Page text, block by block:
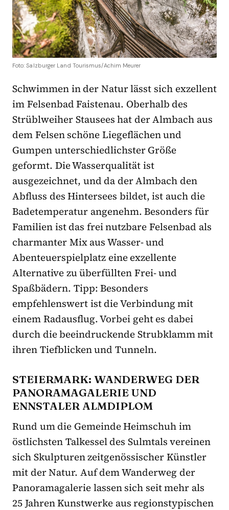
Foto: Salzburger Land Tourismus/Achim Meurer
Schwimmen in der Natur lässt sich exzellent
im Felsenbad Faistenau. Oberhalb des
Strüblweiher Stausees hat der Almbach aus
dem Felsen schöne Liegeflächen und
Gumpen unterschiedlichster Größe
geformt. Die Wasserqualität ist
ausgezeichnet, und da der Almbach den
Abfluss des Hintersees bildet, ist auch die
Badetemperatur angenehm. Besonders für
Familien ist das frei nutzbare Felsenbad als
charmanter Mix aus Wasser- und
Abenteuerspielplatz eine exzellente
Alternative zu überfüllten Frei- und
Spaßbädern. Tipp: Besonders
empfehlenswert ist die Verbindung mit
einem Radausflug. Vorbei geht es dabei
durch die beeindruckende Strubklamm mit
ihren Tiefblicken und Tunneln.
STEIERMARK: WANDERWEG DER
PANORAMAGALERIE UND
ENNSTALER ALMDIPLOM
Rund um die Gemeinde Heimschuh im
östlichsten Talkessel des Sulmtals vereinen
sich Skulpturen zeitgenössischer Künstler
mit der Natur. Auf dem Wanderweg der
Panoramagalerie lassen sich seit mehr als
25 Jahren Kunstwerke aus regionstypischen